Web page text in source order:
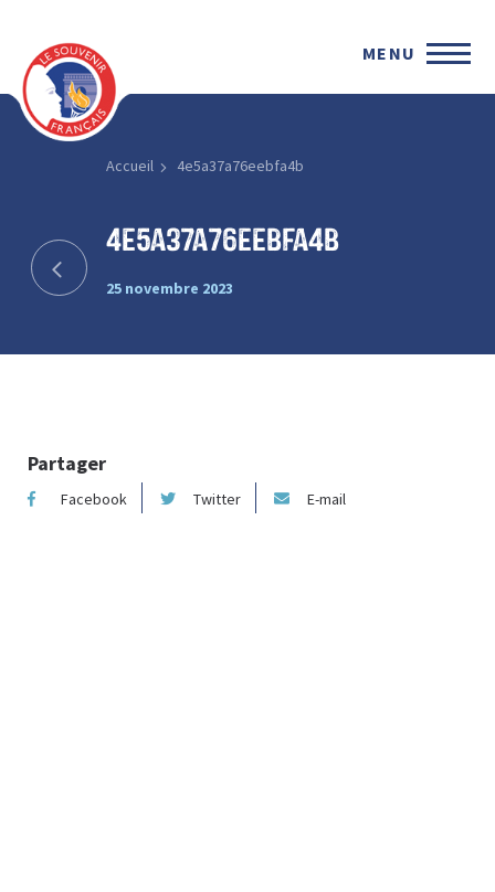
MENU
Accueil 4e5a37a76eebfa4b
4e5a37a76eebfa4b
25 novembre 2023
Partager
Facebook Twitter E-mail